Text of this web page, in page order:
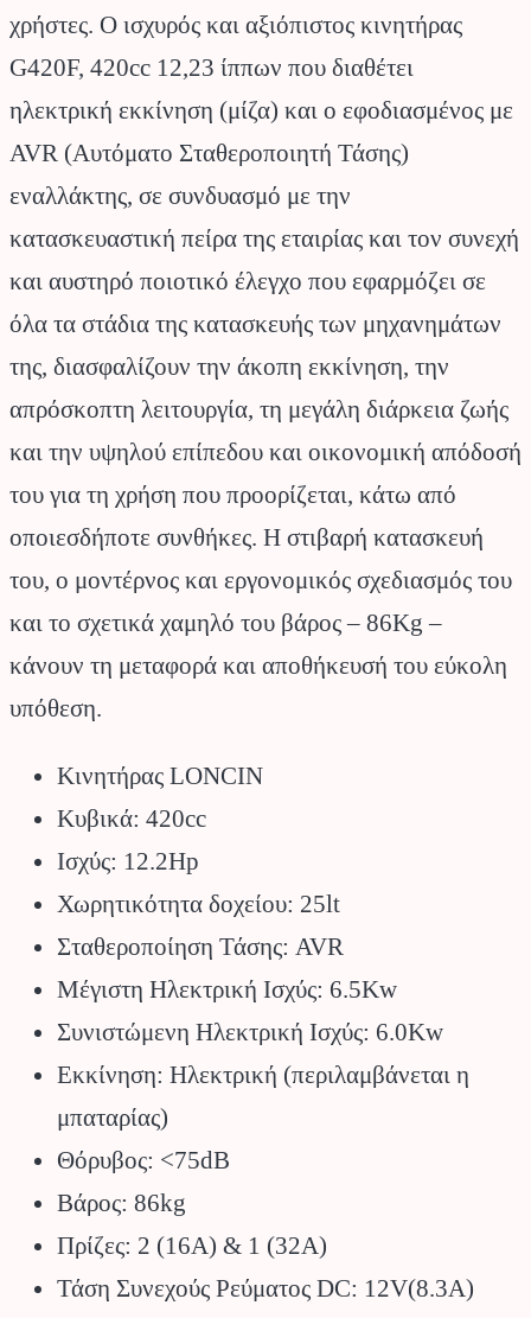
χρήστες. Ο ισχυρός και αξιόπιστος κινητήρας
G420F, 420cc 12,23 ίππων που διαθέτει
ηλεκτρική εκκίνηση (μίζα) και o εφοδιασμένος με
AVR (Αυτόματο Σταθεροποιητή Τάσης)
εναλλάκτης, σε συνδυασμό με την
κατασκευαστική πείρα της εταιρίας και τον συνεχή
και αυστηρό ποιοτικό έλεγχο που εφαρμόζει σε
όλα τα στάδια της κατασκευής των μηχανημάτων
της, διασφαλίζουν την άκοπη εκκίνηση, την
απρόσκοπτη λειτουργία, τη μεγάλη διάρκεια ζωής
και την υψηλού επίπεδου και οικονομική απόδοσή
του για τη χρήση που προορίζεται, κάτω από
οποιεσδήποτε συνθήκες. Η στιβαρή κατασκευή
του, ο μοντέρνος και εργονομικός σχεδιασμός του
και το σχετικά χαμηλό του βάρος – 86Kg –
κάνουν τη μεταφορά και αποθήκευσή του εύκολη
υπόθεση.
Κινητήρας LONCIN
Κυβικά: 420cc
Ισχύς: 12.2Hp
Χωρητικότητα δοχείου: 25lt
Σταθεροποίηση Τάσης: AVR
Μέγιστη Ηλεκτρική Ισχύς: 6.5Kw
Συνιστώμενη Ηλεκτρική Ισχύς: 6.0Kw
Εκκίνηση: Ηλεκτρική (περιλαμβάνεται η
μπαταρίας)
Θόρυβος: <75dB
Βάρος: 86kg
Πρίζες: 2 (16A) & 1 (32A)
Τάση Συνεχούς Ρεύματος DC: 12V(8.3A)